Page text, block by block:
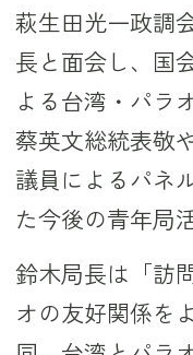
萩生田光一政調
長と面会し、国
よる台湾・パラ
蔡英文総統表敬
議員によるパネ
た今後の青年局
鈴木局長は「訪
オの友好関係を